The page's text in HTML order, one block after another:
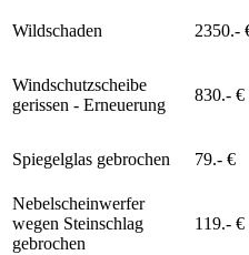
Wildschaden 2350.-
Windschutzscheibe
gerissen - Erneuerung
830.- €
Spiegelglas gebrochen 79.- €
Nebelscheinwerfer
wegen Steinschlag
gebrochen
119.- €